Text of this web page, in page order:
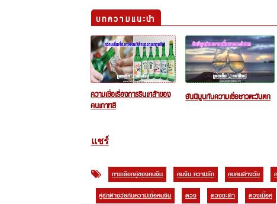
บทความแนะนำ
ความเชื่อเรื่องการรินเหล้าของ
คนเกาหลี
ฮันนีมูนกับความเชื่อชาวตะวันตก
แชร์
การเลือกคู่ของคนจีน คนจีน ความรัก คบคนต่างวัย
คู่รักต่างวัยกับความเชื่อคนจีน
ดวง ดวงชะตา ดวงเนื้อคู่